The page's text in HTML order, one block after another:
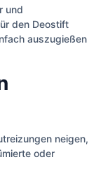
und
den Deostift
auszugießen
neigen,
oder